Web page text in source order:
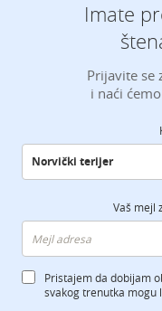
Imate
Prijavite se
i naći
Vaš mejl
Pristajem da dobijam
svakog trenutka mogu